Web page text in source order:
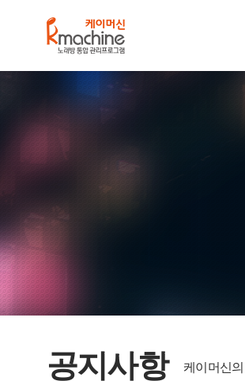
케
이
머
신
공지사항 케이머신